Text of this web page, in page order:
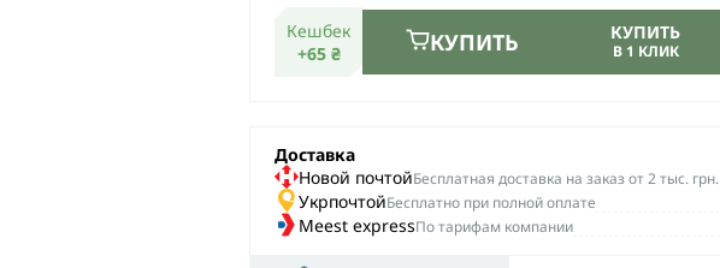
Кешбек
+65 ₴
КУПИТЬ КУПИТЬ
В 1 КЛИК
Доставка
Новой почтойБеcплатная доставка на заказ от 2 тыс. грн.
УкрпочтойБесплатно при полной оплате
Meest expressПо тарифам компании